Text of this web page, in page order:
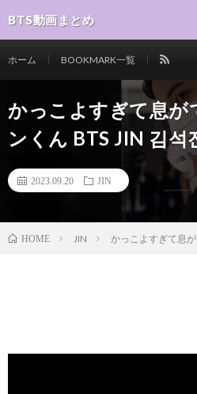
BTS動画まとめ
ホーム BOOKMARK一覧
かっこよすぎて息が
ンくん BTS JIN 김석
2023.09.20 JIN
HOME JIN かっこよすぎて息